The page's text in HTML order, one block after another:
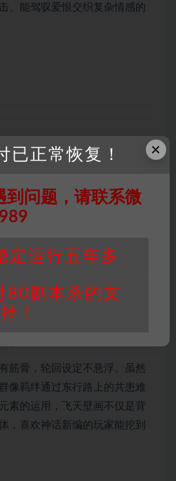
、能驾驭爱恨交织复杂情感的
金的剧本，结果祖母线直接给
往我袖子里塞芝麻糖。十一这
卡树枝上，吃醋连素素的醋都
哭飞。先前插科打诨的十一突
地时整个壁画都在颤。原来他
我教他写”喜欢”时，他早就在花
着祖母给的长命锁才懂，所谓
筋骨，轮回设定不悬浮。虽然
像羁绊通过东行路上的共患难
素的运用，飞天壁画不仅是背
，喜欢神话新编的玩家能挖到
×
已正常恢复！
到问题，请联系微
定运行五年多
80剧本杀的支
持！